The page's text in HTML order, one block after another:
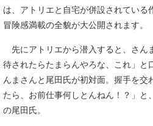
は、アトリエと自宅が併設されている
冒険感満載の全貌が大公開されます。
先にアトリエから潜入すると、さん
待されたらたまらんやろな、これ」と
んまさんと尾田氏が初対面。握手を交
たら、お前仕事何しとんねん！？」と
の尾田氏。